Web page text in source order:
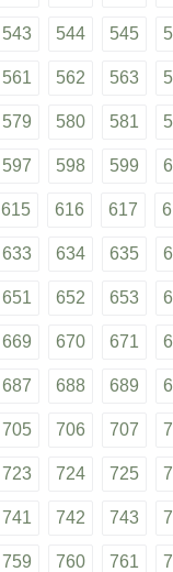
543 544 545
561 562 563
579 580 581
597 598 599
615 616 617
633 634 635
651 652 653
669 670 671
687 688 689
705 706 707
723 724 725
741 742 743
759 760 761